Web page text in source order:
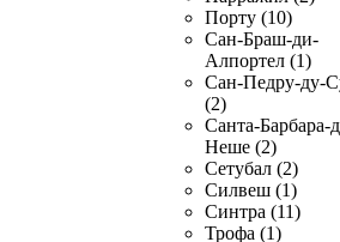
Порту (10)
Сан-Браш-ди-
Алпортел (1)
Сан-Педру-ду-
(2)
Санта-Барбара-
Неше (2)
Сетубал (2)
Силвеш (1)
Синтра (11)
Трофа (1)